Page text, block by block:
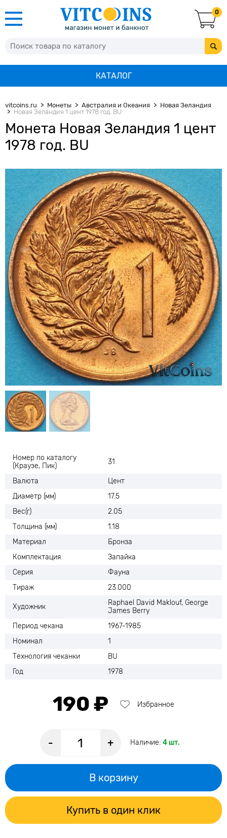
0
КАТАЛОГ
vitcoins.ru Монеты Австралия и Океания
Новая Зеландия
Новая Зеландия 1 цент 1978 год. BU
Монета Новая Зеландия 1 цент
1978 год. BU
Номер по каталогу
(Краузе, Пик)
31
Валюта
Цент
Диаметр (мм)
17.5
Вес(г)
2.05
Толщина (мм)
1.18
Материал
Бронза
Комплектация
Запайка
Серия
Фауна
Тираж
23.000
Художник
Raphael David Maklouf, George
James Berry
Период чекана
1967-1985
Номинал
1
Технология чеканки
BU
Год
1978
190 ₽ Избранное
- + Наличие: 4 шт.
В корзину
Купить в один клик